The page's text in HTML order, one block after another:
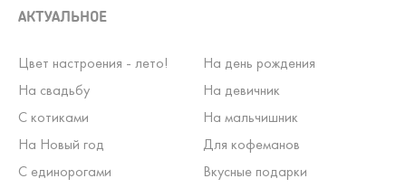
АКТУАЛЬНОЕ
Цвет настроения - лето!
На день рождения
На свадьбу
На девичник
С котиками
На мальчишник
На Новый год
Для кофеманов
С единорогами
Вкусные подарки